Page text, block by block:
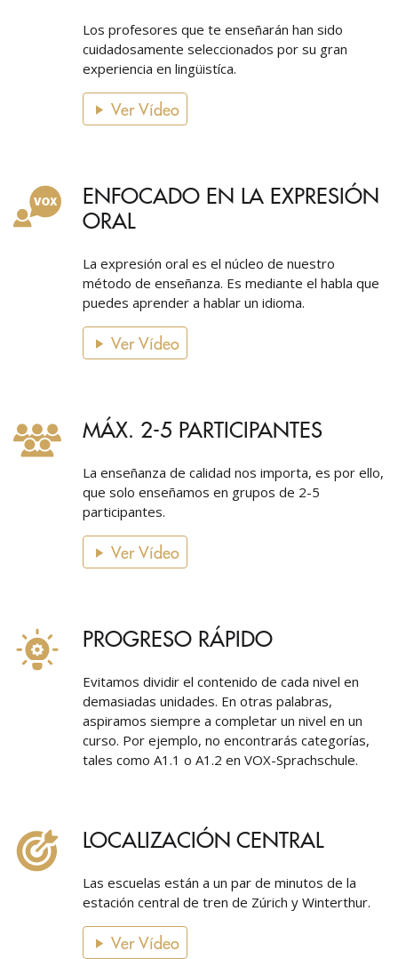
Los profesores que te enseñarán han sido
cuidadosamente seleccionados por su gran
experiencia en lingüistíca.
Ver Vídeo
ENFOCADO EN LA EXPRESIÓN
ORAL
La expresión oral es el núcleo de nuestro
método de enseñanza. Es mediante el habla que
puedes aprender a hablar un idioma.
Ver Vídeo
MÁX. 2-5 PARTICIPANTES
La enseñanza de calidad nos importa, es por ello,
que solo enseñamos en grupos de 2-5
participantes.
Ver Vídeo
PROGRESO RÁPIDO
Evitamos dividir el contenido de cada nivel en
demasiadas unidades. En otras palabras,
aspiramos siempre a completar un nivel en un
curso. Por ejemplo, no encontrarás categorías,
tales como A1.1 o A1.2 en VOX-Sprachschule.
LOCALIZACIÓN CENTRAL
Las escuelas están a un par de minutos de la
estación central de tren de Zúrich y Winterthur.
Ver Vídeo